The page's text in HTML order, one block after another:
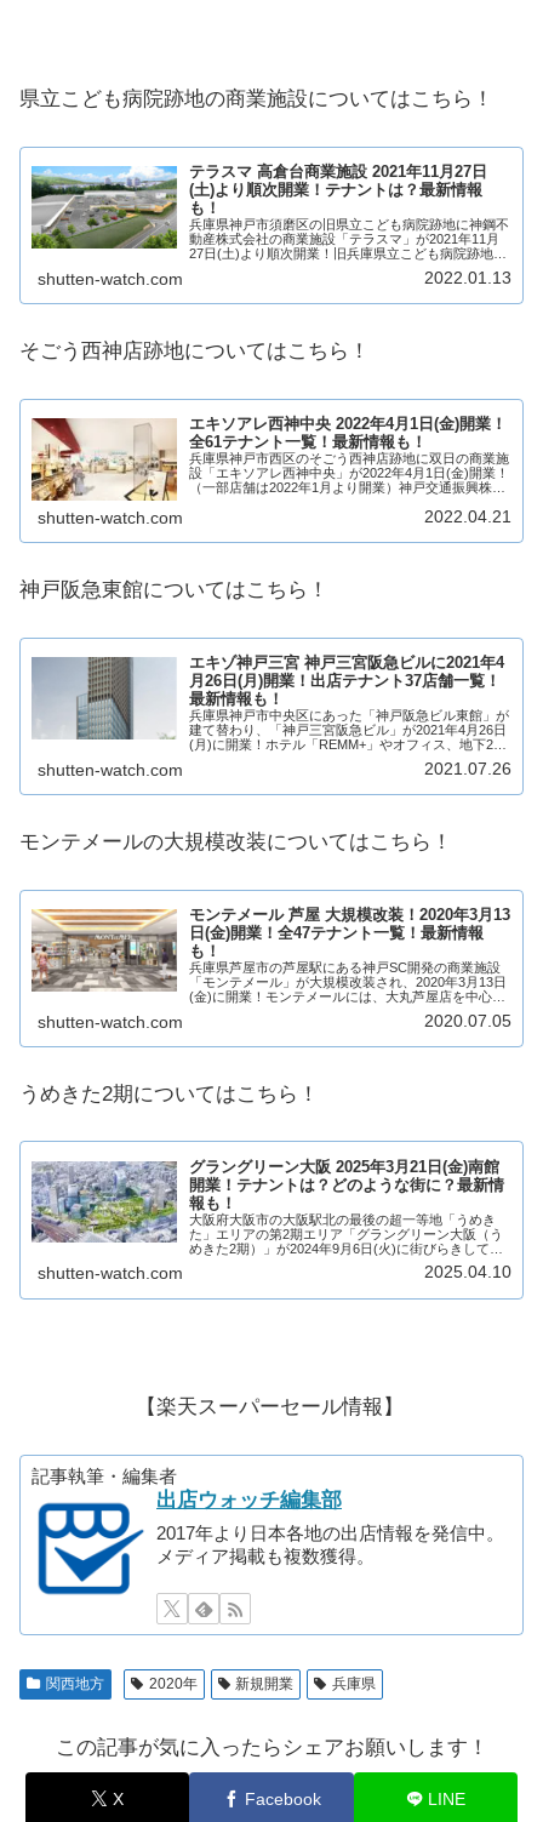
県立こども病院跡地の商業施設についてはこちら！
テラスマ 高倉台商業施設 2021年11月27日
(土)より順次開業！テナントは？最新情報
も！
兵庫県神戸市須磨区の旧県立こども病院跡地に神鋼不
動産株式会社の商業施設「テラスマ」が2021年11月
27日(土)より順次開業！旧兵庫県立こども病院跡地に
商業施設が建設され、6店舗が出店予定！テナント
は？アクセスは？求人情報も含め、詳しく見て...
shutten-watch.com 2022.01.13
そごう西神店跡地についてはこちら！
エキソアレ西神中央 2022年4月1日(金)開業！
全61テナント一覧！最新情報も！
兵庫県神戸市西区のそごう西神店跡地に双日の商業施
設「エキソアレ西神中央」が2022年4月1日(金)開業！
（一部店舗は2022年1月より開業）神戸交通振興株式
shutten-watch.com 2022.04.21
神戸阪急東館についてはこちら！
エキゾ神戸三宮 神戸三宮阪急ビルに2021年4
月26日(月)開業！出店テナント37店舗一覧！
最新情報も！
兵庫県神戸市中央区にあった「神戸阪急ビル東館」が
建て替わり、「神戸三宮阪急ビル」が2021年4月26日
(月)に開業！ホテル「REMM+」やオフィス、地下2階
から3階には商業施設「EKIZO（エキゾ）神戸三宮」
shutten-watch.com 2021.07.26
モンテメールの大規模改装についてはこちら！
モンテメール 芦屋 大規模改装！2020年3月13
日(金)開業！全47テナント一覧！最新情報
も！
兵庫県芦屋市の芦屋駅にある神戸SC開発の商業施設
「モンテメール」が大規模改装され、2020年3月13日
(金)に開業！モンテメールには、大丸芦屋店を中心に
り、どのような商業施設になるのか、テナ...
shutten-watch.com 2020.07.05
うめきた2期についてはこちら！
グラングリーン大阪 2025年3月21日(金)南館
開業！テナントは？どのような街に？最新情
報も！
大阪府大阪市の大阪駅北の最後の超一等地「うめき
た」エリアの第2期エリア「グラングリーン大阪（う
めきた2期）」が2024年9月6日(火)に街びらきして、
2025年3月21日(金)には南館が開業！そして、2027年
shutten-watch.com 2025.04.10
【楽天スーパーセール情報】
記事執筆・編集者
出店ウォッチ編集部
2017年より日本各地の出店情報を発信中。
メディア掲載も複数獲得。
関西地方 2020年 新規開業 兵庫県
この記事が気に入ったらシェアお願いします！
X Facebook LINE